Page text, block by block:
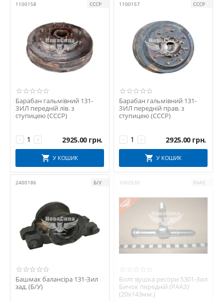
1100158 СССР
Барабан гальмівний 131-
ЗИЛ передній лів. з
ступицею (СССР)
+
− 2925.00 грн.
У КОШИК
1100157 СССР
Барабан гальмівний 131-
ЗИЛ передній прав. з
ступицею (СССР)
+
− 2925.00 грн.
У КОШИК
2400186 Б/У
Башмак балансіра 131-Зил
зад. (Б/У)
1002530 РААЗ
Болт вушка ресори 5301-Зил
Бичок передній (РААЗ)
(20х143мм.)